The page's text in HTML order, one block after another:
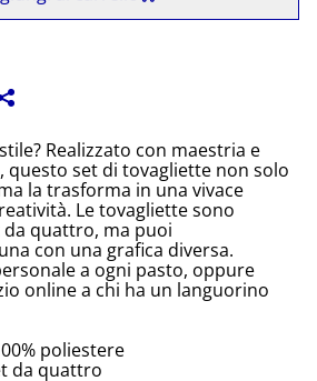
Realizzato con maestria e
questo set di tovagliette non solo
la trasforma in una vivace
Le tovagliette sono
quattro, ma puoi
con una grafica diversa.
a ogni pasto, oppure
online a chi ha un languorino
poliestere
da quattro